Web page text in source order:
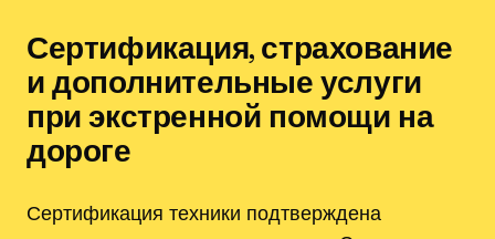
Сертификация, страхование
и дополнительные услуги
при экстренной помощи на
дороге
Сертификация техники подтверждена